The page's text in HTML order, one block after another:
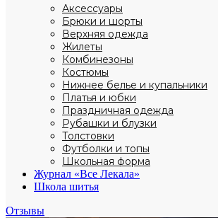
Аксессуары
Брюки и шорты
Верхняя одежда
Жилеты
Комбинезоны
Костюмы
Нижнее белье и купальники
Платья и юбки
Праздничная одежда
Рубашки и блузки
Толстовки
Футболки и топы
Школьная форма
Журнал «Все Лекала»
Школа шитья
Отзывы